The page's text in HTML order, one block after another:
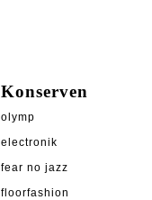
Konserven
olymp
electronik
fear no jazz
floorfashion